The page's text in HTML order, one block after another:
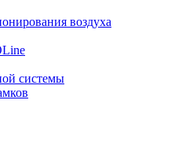
воздуха
системы